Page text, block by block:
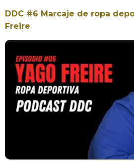
DDC #6 Marcaje de ropa
Freire